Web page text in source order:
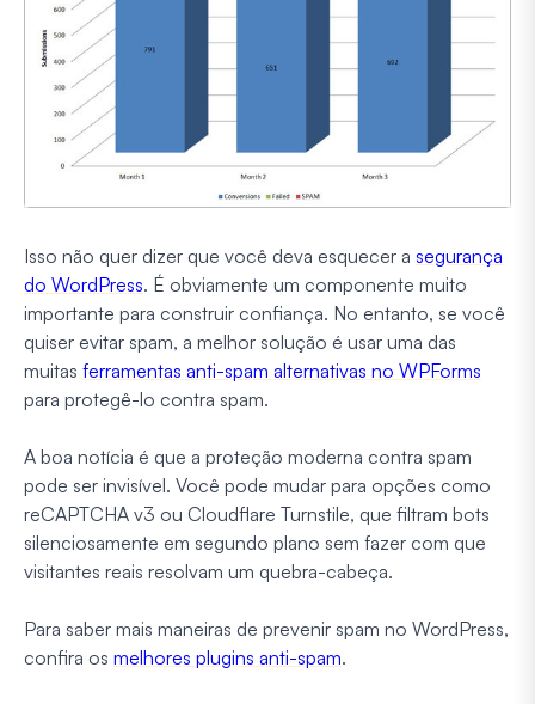
Isso não quer dizer que você deva esquecer a segurança
do WordPress. É obviamente um componente muito
importante para construir confiança. No entanto, se você
quiser evitar spam, a melhor solução é usar uma das
muitas ferramentas anti-spam alternativas no WPForms
para protegê-lo contra spam.
A boa notícia é que a proteção moderna contra spam
pode ser invisível. Você pode mudar para opções como
reCAPTCHA v3 ou Cloudflare Turnstile, que filtram bots
silenciosamente em segundo plano sem fazer com que
visitantes reais resolvam um quebra-cabeça.
Para saber mais maneiras de prevenir spam no WordPress,
confira os melhores plugins anti-spam.